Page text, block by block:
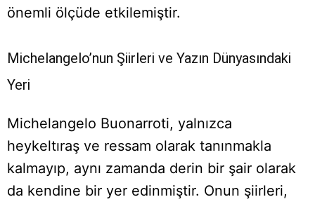
önemli ölçüde etkilemiştir.
Michelangelo’nun Şiirleri ve Yazın Dünyasındaki
Yeri
Michelangelo Buonarroti, yalnızca
heykeltıraş ve ressam olarak tanınmakla
kalmayıp, aynı zamanda derin bir şair olarak
da kendine bir yer edinmiştir. Onun şiirleri,